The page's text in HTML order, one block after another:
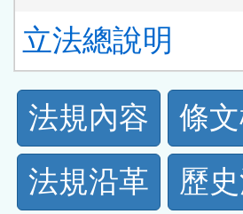
立法總說明
法
規
功
法規內容 條
法規沿革
歷